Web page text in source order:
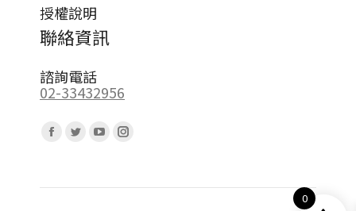
授權說明
聯絡資訊
諮詢電話
02-33432956
Facebook
opens
Twitter
opens
YouTube
opens
Instagram
opens
0